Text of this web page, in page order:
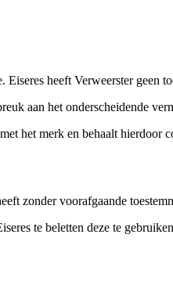
heeft Verweerster geen
aan het onderscheidende
het merk en behaalt
zonder voorafgaande
te beletten deze te